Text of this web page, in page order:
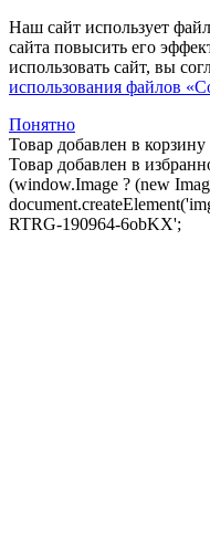
Наш сайт использует
сайта повысить его
использовать сайт, вы
использования файлов
Понятно
Товар добавлен в корзину
Товар добавлен в
(window.Image ? (new
RTRG-190964-6obKX';